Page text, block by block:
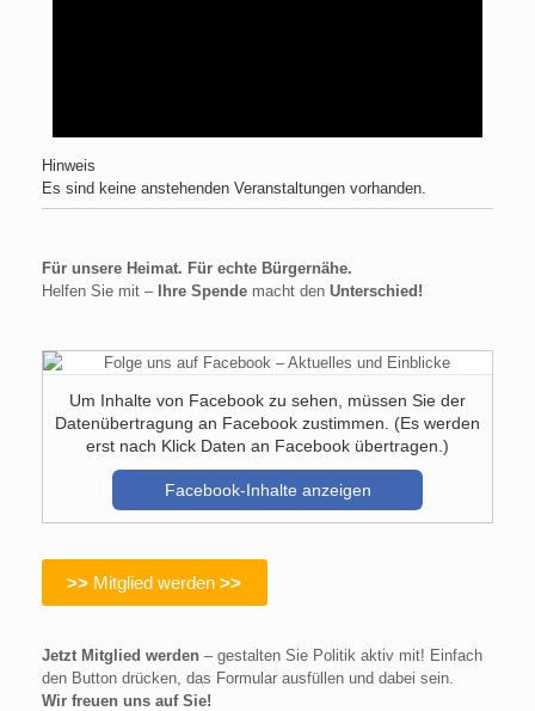
Hinweis
Es sind keine anstehenden Veranstaltungen vorhanden.
Für unsere Heimat. Für echte Bürgernähe.
Helfen Sie mit – Ihre Spende macht den Unterschied!
Um Inhalte von Facebook zu sehen, müssen Sie der
Datenübertragung an Facebook zustimmen. (Es werden
erst nach Klick Daten an Facebook übertragen.)
Facebook-Inhalte anzeigen
>> Mitglied werden>>
Jetzt Mitglied werden – gestalten Sie Politik aktiv mit! Einfach
den Button drücken, das Formular ausfüllen und dabei sein.
Wir freuen uns auf Sie!